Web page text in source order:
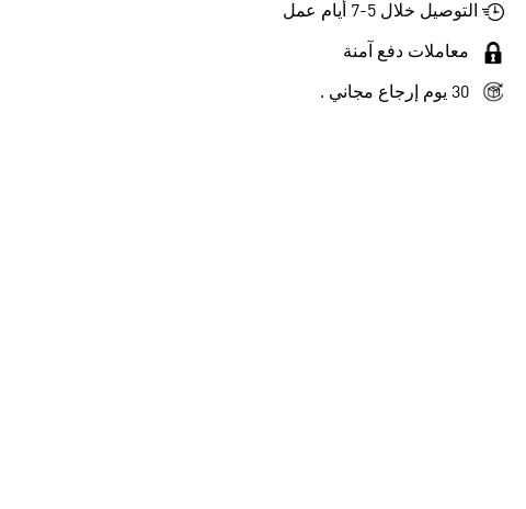
التوصيل خلال 5-7 أيام عمل
معاملات دفع آمنة
30 يوم إرجاع مجاني .